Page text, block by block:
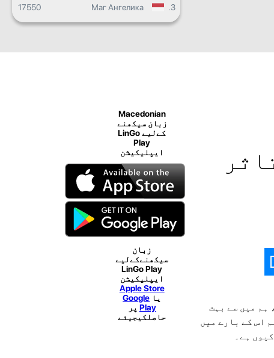
3.
Маг Ангелика
17550
ہم میں سے بہت
اس کے بارے میں
ہے۔
Macedonian
زبان سیکھنے
کےلیے LinGo
Play
ایپلیکیشن
زبان
سیکھنےکےلیے
LinGo Play
ایپلیکیشن
Apple Store
یا Google
Play پر
حاصلکیجیئے